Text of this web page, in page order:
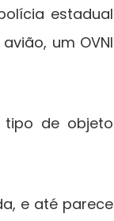
estadual
um OVNI
tipo de objeto
e até parece